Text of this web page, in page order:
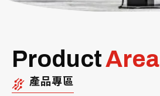
ProductArea
產品專區